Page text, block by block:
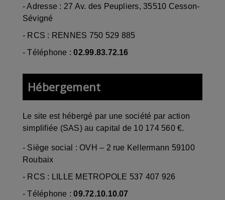
-Adresse : 27 Av. des Peupliers, 35510 Cesson-
Sévigné
- RCS : RENNES 750 529 885
- Téléphone :02.99.83.72.16
Hébergement
Le site est hébergé par une société par action
simplifiée (SAS) au capital de 10 174 560 €.
- Siège social : OVH – 2 rue Kellermann 59100
Roubaix
- RCS : LILLE METROPOLE 537 407 926
- Téléphone :09.72.10.10.07